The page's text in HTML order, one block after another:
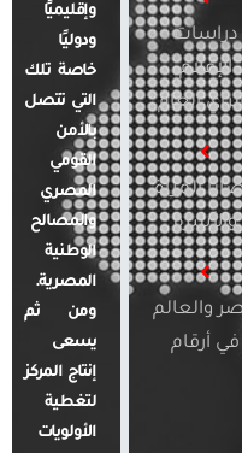
العام
المرأة
والعالم
أرقام
وإقليميًا
ودوليًا
خاصة تلك
التي تتصل
بالأمن
القومي
المصري
والمصالح
الوطنية
المصرية.
ومن ثم
يسعى
إنتاج المركز
لتغطية
الأولويات